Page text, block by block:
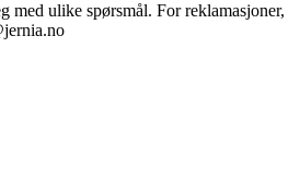
med ulike spørsmål. For reklamasjoner,